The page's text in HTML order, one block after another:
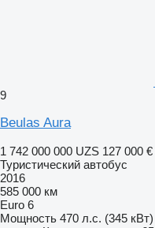
9
Beulas Aura
1 742 000 000 UZS 127 000 €
Туристический автобус
2016
585 000 км
Euro 6
Мощность 470 л.с. (345 кВт)